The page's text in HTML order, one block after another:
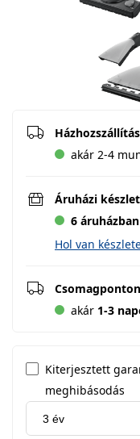
akár 2-4
Áruházi
6 áruházban
Hol van
akár 1-3
Kiterjesztett
meghibásodás